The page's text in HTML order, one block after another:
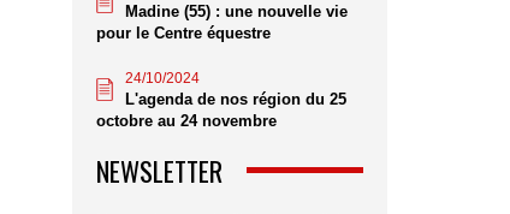
Madine (55) : une nouvelle vie
pour le Centre équestre
24/10/2024
L'agenda de nos région du 25
octobre au 24 novembre
NEWSLETTER